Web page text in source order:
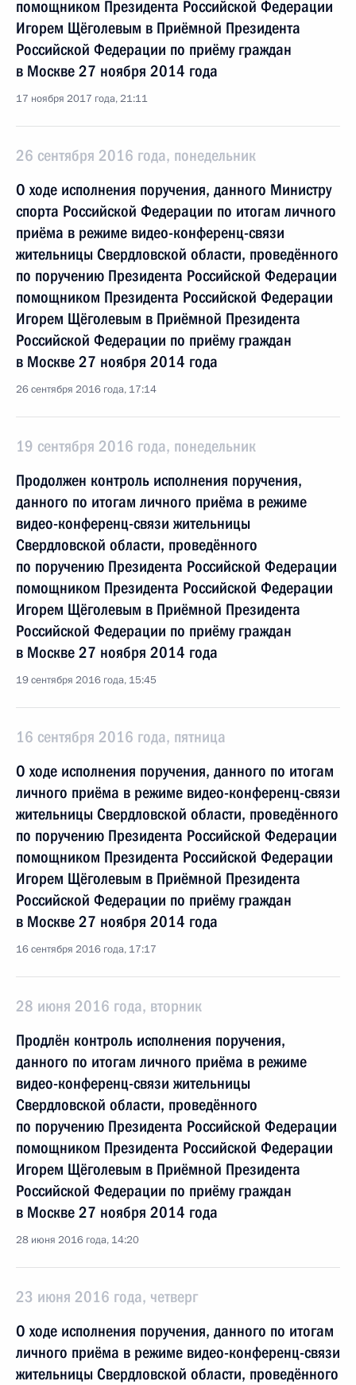
помощником Президента Российской Федерации
Игорем Щёголевым в Приёмной Президента
Российской Федерации по приёму граждан
в Москве 27 ноября 2014 года
17 ноября 2017 года, 21:11
26 сентября 2016 года, понедельник
О ходе исполнения поручения, данного Министру
спорта Российской Федерации по итогам личного
приёма в режиме видео-конференц-связи
жительницы Свердловской области, проведённого
по поручению Президента Российской Федерации
помощником Президента Российской Федерации
Игорем Щёголевым в Приёмной Президента
Российской Федерации по приёму граждан
в Москве 27 ноября 2014 года
26 сентября 2016 года, 17:14
19 сентября 2016 года, понедельник
Продолжен контроль исполнения поручения,
данного по итогам личного приёма в режиме
видео-конференц-связи жительницы
Свердловской области, проведённого
по поручению Президента Российской Федерации
помощником Президента Российской Федерации
Игорем Щёголевым в Приёмной Президента
Российской Федерации по приёму граждан
в Москве 27 ноября 2014 года
19 сентября 2016 года, 15:45
16 сентября 2016 года, пятница
О ходе исполнения поручения, данного по итогам
личного приёма в режиме видео-конференц-связи
жительницы Свердловской области, проведённого
по поручению Президента Российской Федерации
помощником Президента Российской Федерации
Игорем Щёголевым в Приёмной Президента
Российской Федерации по приёму граждан
в Москве 27 ноября 2014 года
16 сентября 2016 года, 17:17
28 июня 2016 года, вторник
Продлён контроль исполнения поручения,
данного по итогам личного приёма в режиме
видео-конференц-связи жительницы
Свердловской области, проведённого
по поручению Президента Российской Федерации
помощником Президента Российской Федерации
Игорем Щёголевым в Приёмной Президента
Российской Федерации по приёму граждан
в Москве 27 ноября 2014 года
28 июня 2016 года, 14:20
23 июня 2016 года, четверг
О ходе исполнения поручения, данного по итогам
личного приёма в режиме видео-конференц-связи
жительницы Свердловской области, проведённого